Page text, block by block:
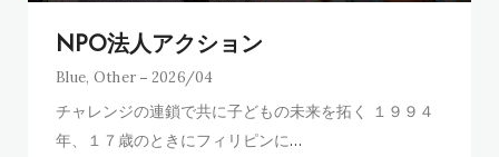
NPO法人アクション
Blue, Other 2026/04
チャレンジの連鎖で共に子どもの未来を拓く １９９４
年、１７歳のときにフィリピンに…